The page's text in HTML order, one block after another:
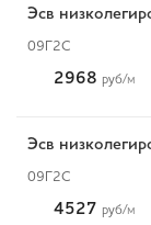
Эсв
09Г2С
2968 руб/м
Эсв
09Г2С
4527 руб/м